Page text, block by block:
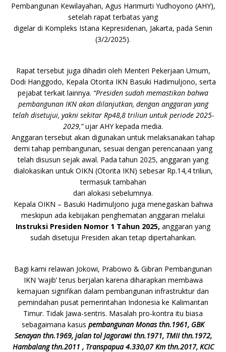
Pembangunan Kewilayahan, Agus Harimurti Yudhoyono (AHY),
setelah rapat terbatas yang
digelar di Kompleks Istana Kepresidenan, Jakarta, pada Senin
(3/2/2025).
Rapat tersebut juga dihadiri oleh Menteri Pekerjaan Umum,
Dodi Hanggodo, Kepala Otorita IKN Basuki Hadimuljono, serta
pejabat terkait lainnya. “Presiden sudah memastikan bahwa
pembangunan IKN akan dilanjutkan, dengan anggaran yang
telah disetujui, yakni sekitar Rp48,8 triliun untuk periode 2025-
2029,”ujar AHY kepada media.
Anggaran tersebut akan digunakan untuk melaksanakan tahap
demi tahap pembangunan, sesuai dengan perencanaan yang
telah disusun sejak awal. Pada tahun 2025, anggaran yang
dialokasikan untuk OIKN (Otorita IKN) sebesar Rp.14,4 triliun,
termasuk tambahan
dari alokasi sebelumnya.
Kepala OIKN – Basuki Hadimuljono juga menegaskan bahwa
meskipun ada kebijakan penghematan anggaran melalui
Instruksi Presiden Nomor 1 Tahun 2025, anggaran yang
sudah disetujui Presiden akan tetap dipertahankan.
Bagi kami relawan Jokowi, Prabowo & Gibran Pembangunan
IKN ‘wajib’ terus berjalan karena diharapkan membawa
kemajuan signifikan dalam pembangunan infrastruktur dan
pemindahan pusat pemerintahan Indonesia ke Kalimantan
Timur. Tidak Jawa-sentris. Masalah pro-kontra itu biasa
sebagaimana kasus pembangunan Monas thn.1961, GBK
Senayan thn.1969, jalan tol Jagorawi thn.1971, TMII thn.1972,
Hambalang thn.2011 , Transpapua 4.330,07 Km thn.2017, KCIC